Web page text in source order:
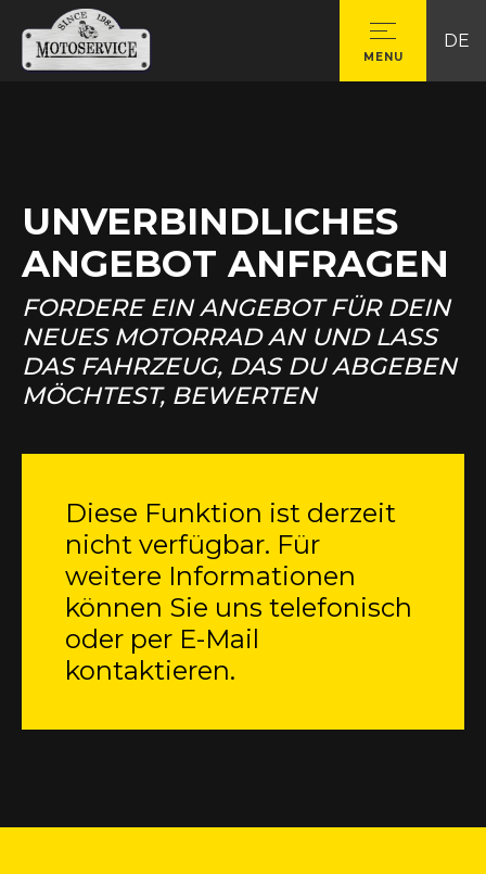
MENU
DE
UNVERBINDLICHES
ANGEBOT ANFRAGEN
FORDERE EIN ANGEBOT FÜR DEIN
NEUES MOTORRAD AN UND LASS
DAS FAHRZEUG, DAS DU ABGEBEN
MÖCHTEST, BEWERTEN
Diese Funktion ist derzeit
nicht verfügbar. Für
weitere Informationen
können Sie uns telefonisch
oder per E-Mail
kontaktieren.